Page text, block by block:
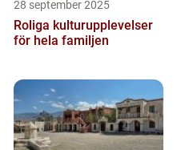
28 september 2025
Roliga kulturupplevelser
för hela familjen